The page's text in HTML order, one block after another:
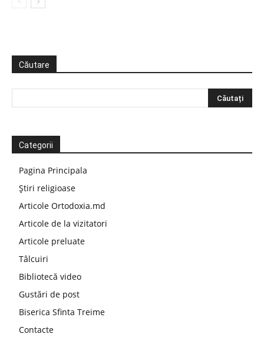
Căutare
Categorii
Pagina Principala
Știri religioase
Articole Ortodoxia.md
Articole de la vizitatori
Articole preluate
Tâlcuiri
Bibliotecă video
Gustări de post
Biserica Sfinta Treime
Contacte